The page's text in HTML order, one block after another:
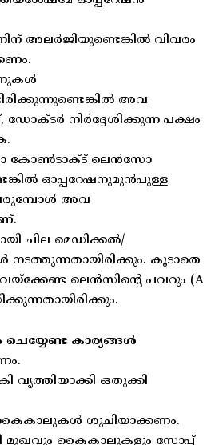
അലര്‍ജിയുണ്ടെങ്കില്‍ വിവരം
അവ
നിര്‍ദ്ദേശിക്കുന്ന പക്ഷം
കോണ്‍ടാക്ട് ലെന്‍സോ
ഓപ്പറേഷനുമുന്‍പുള്ള
അവ
ചില മെഡിക്കല്‍/
നടത്തുന്നതായിരിക്കും. കൂടാതെ
ലെന്‍സിന്റെ പവറും (A
കാര്യങ്ങള്‍
വൃത്തിയാക്കി ഒതുക്കി
കൈകാലുകള്‍ ശുചിയാക്കണം.
മുഖവും കൈകാലുകളും സോപ്പ്